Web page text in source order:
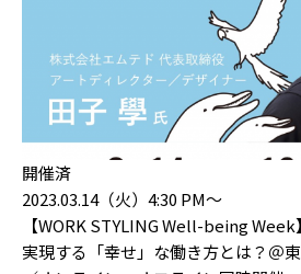
開催済
2023.03.14（火）4:30 PM〜
【WORK STYLING Well-being
実現する「幸せ」な働き方とは？＠